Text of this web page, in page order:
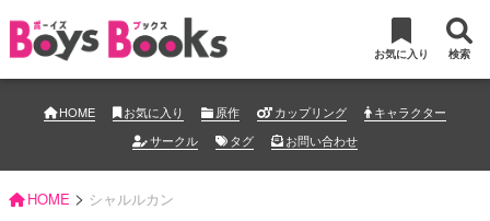
お気に入り 検索
HOME お気に入り 原作 カップリング
キャラクター
サークル
タグ お問い合わせ
HOME > シャルルカン